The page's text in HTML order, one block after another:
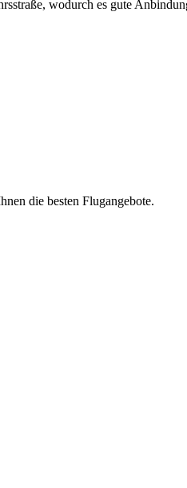
wodurch es gute
die besten Flugangebote.